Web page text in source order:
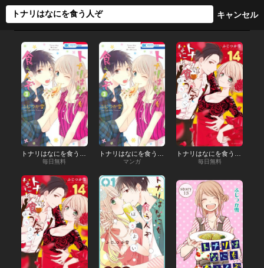
毎日無料 マンガ 毎日無料